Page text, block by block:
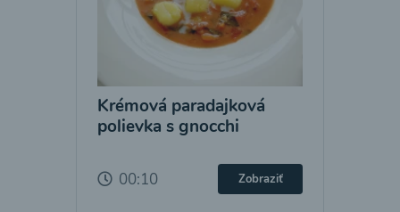
Krémová paradajková
polievka s gnocchi
00:10 Zobraziť